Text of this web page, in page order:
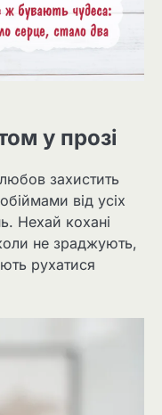
у прозі
захистить
від усіх
Нехай кохані
не зраджують,
рухатися